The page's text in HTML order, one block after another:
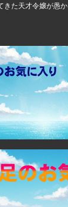
きた天才令嬢が愚